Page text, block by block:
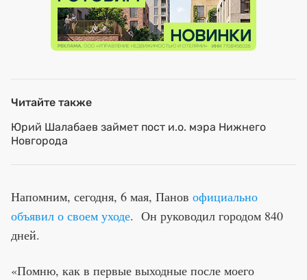
Читайте также
Юрий Шалабаев займет пост и.о. мэра Нижнего
Новгорода
Напомним, сегодня, 6 мая, Панов официально
объявил о своем уходе. Он руководил городом 840
дней.
«Помню, как в первые выходные после моего